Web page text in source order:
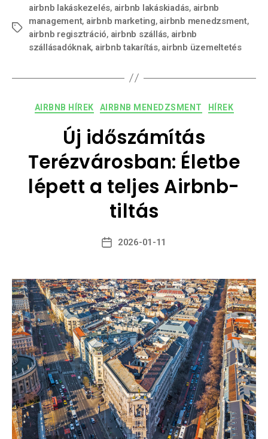
airbnb lakáskezelés, airbnb lakáskiadás, airbnb
management, airbnb marketing,airbnb menedzsment,
airbnb regisztráció, airbnb szállás, airbnb
szállásadóknak, airbnb takarítás,airbnb üzemeltetés
AIRBNB HÍREK AIRBNB MENEDZSMENT HÍREK
Új időszámítás
Terézvárosban: Életbe
lépett a teljes Airbnb-
tiltás
2026-01-11